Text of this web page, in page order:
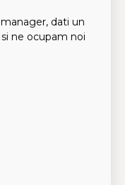
dati un
ne ocupam noi